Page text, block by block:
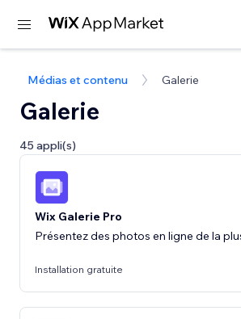
Médias et contenu Galerie
Galerie
45 appli(s)
Wix Galerie Pro
Présentez des photos en ligne de la
Installation gratuite